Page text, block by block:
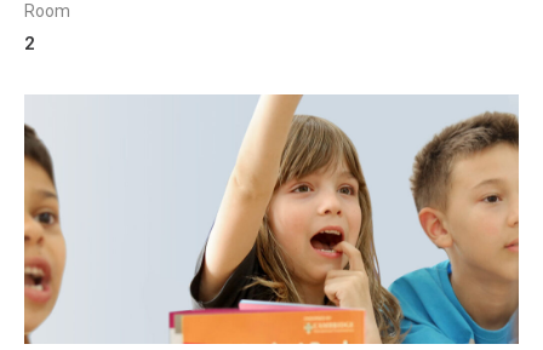
Room
2